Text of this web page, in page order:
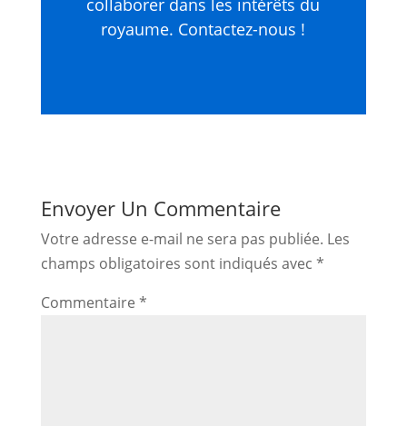
collaborer dans les intérêts du
royaume. Contactez-nous !
Envoyer Un Commentaire
Votre adresse e-mail ne sera pas publiée. Les
champs obligatoires sont indiqués avec *
Commentaire *